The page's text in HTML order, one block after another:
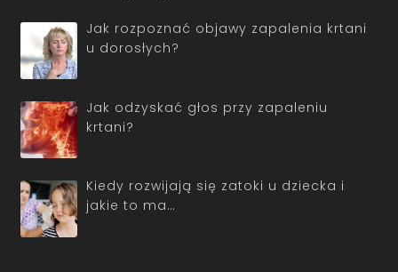
Jak rozpoznać objawy zapalenia krtani
u dorosłych?
Jak odzyskać głos przy zapaleniu
krtani?
Kiedy rozwijają się zatoki u dziecka i
jakie to ma…